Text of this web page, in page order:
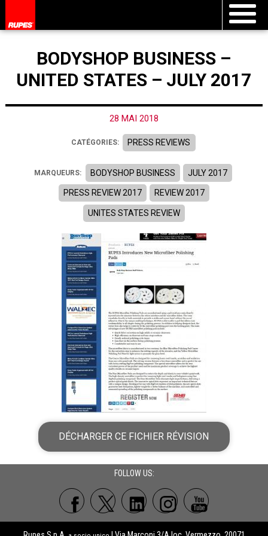
BODYSHOP BUSINESS –
UNITED STATES – JULY 2017
28 MAI 2018
CATÉGORIES: PRESS REVIEWS
MARQUEURS: BODYSHOP BUSINESS JULY 2017
PRESS REVIEW 2017 REVIEW 2017
UNITES STATES REVIEW
DÉCHARGER CE FICHIER RÉVISION
FOLLOW US: